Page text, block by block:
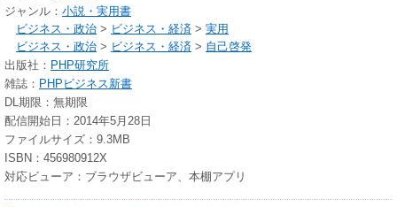
ジャンル： 小説・実用書
ビジネス・政治 > ビジネス・経済 > 実用
ビジネス・政治 > ビジネス・経済 > 自己啓発
出版社： PHP研究所
雑誌： PHPビジネス新書
DL期限：無期限
配信開始日：2014年5月28日
ファイルサイズ：9.3MB
ISBN：456980912X
対応ビューア：ブラウザビューア、本棚アプリ